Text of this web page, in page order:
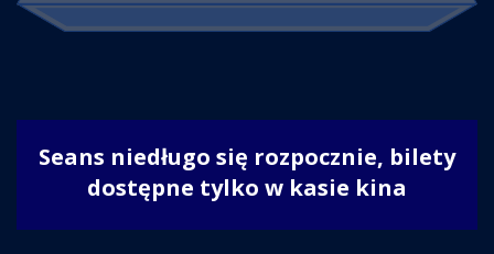
Seans niedługo się rozpocznie, bilety
dostępne tylko w kasie kina